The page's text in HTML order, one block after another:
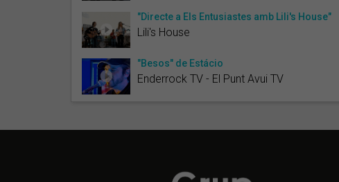
"Directe a Els Entusiastes amb Lili's House"
Lili's House
"Besos" de Estácio
Enderrock TV - El Punt Avui TV